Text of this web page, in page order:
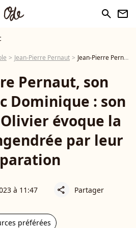
search newsletter
Jean-Pierre Pernaut Jean-Pierre Pernaut, son divorce avec Dominique : son discret fils Olivier évoque la distance engendrée par leur séparation
Pernaut, son
Dominique : son
évoque la
par leur
à 11:47 share Partager
préférées